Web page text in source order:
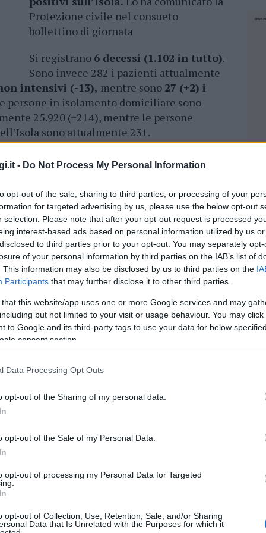
- Do Not Process My Personal Information
opt-out of the sale, sharing to third parties, or processing of your
for targeted advertising by us, please use the below opt-out
selection. Please note that after your opt-out request is processed
interest-based ads based on personal information utilized by us
to third parties prior to your opt-out. You may separately
of your personal information by third parties on the IAB’s list of
This information may also be disclosed by us to third parties on the
Participants that may further disclose it to other third parties.
that this website/app uses one or more Google services and may
but not limited to your visit or usage behaviour. You may
to Google and its third-party tags to use your data for below
consent section.
Data Processing Opt Outs
opt-out of the Sharing of my personal data.
opt-out of the Sale of my Personal Data.
opt-out of processing my Personal Data for Targeted
opt-out of Collection, Use, Retention, Sale, and/or Sharing
Data that Is Unrelated with the Purposes for which it
Protezione civile nel consueto
bollettino di giornata
Si registrano 6 decessi (1.102 in tutto).
Sono invece 282 i pazienti attualmente
intensivi (-13), mentre sono 27 (+2) i
persone in isolamento domiciliare sono
25.920 (+214), mentre le persone
sono attualmente 231.
complessivamente accertati, 9.558 (+21)
di Cagliari, 6.496 (+10) nel Sud
(+2) a Nuoro,
12.982 (+9) a Sassari.
282
27
309
13.020
13.329
44
26.151
cliccandoqui